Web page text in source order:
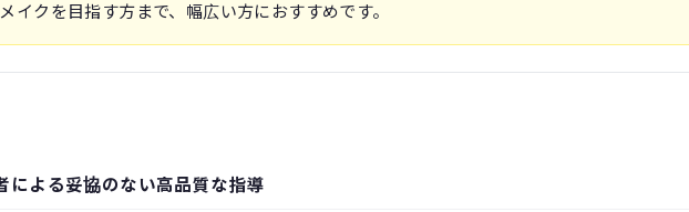
イクを目指す方まで、幅広い方におすすめです。
による妥協のない高品質な指導